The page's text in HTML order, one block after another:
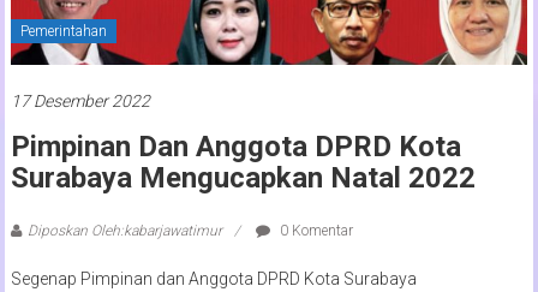
Pemerintahan
17 Desember 2022
Pimpinan Dan Anggota DPRD Kota
Surabaya Mengucapkan Natal 2022
Diposkan Oleh:kabarjawatimur 0 Komentar
Segenap Pimpinan dan Anggota DPRD Kota Surabaya